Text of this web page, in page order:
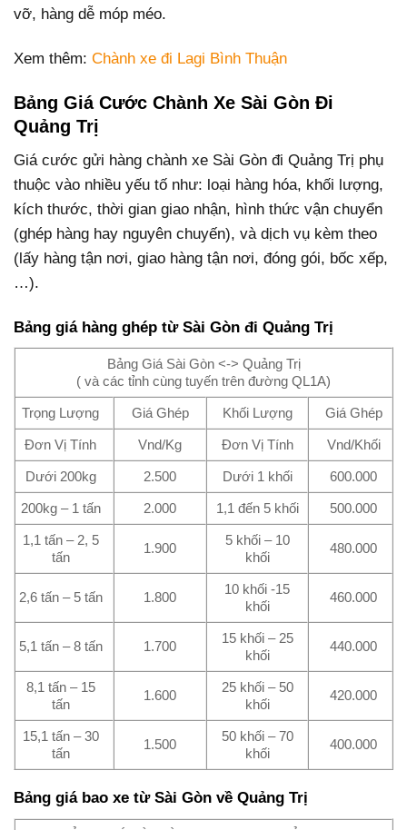
vỡ, hàng dễ móp méo.
Xem thêm: Chành xe đi Lagi Bình Thuận
Bảng Giá Cước Chành Xe Sài Gòn Đi
Quảng Trị
Giá cước gửi hàng chành xe Sài Gòn đi Quảng Trị phụ
thuộc vào nhiều yếu tố như: loại hàng hóa, khối lượng,
kích thước, thời gian giao nhận, hình thức vận chuyển
(ghép hàng hay nguyên chuyến), và dịch vụ kèm theo
(lấy hàng tận nơi, giao hàng tận nơi, đóng gói, bốc xếp,
…).
Bảng giá hàng ghép từ Sài Gòn đi Quảng Trị
Bảng Giá Sài Gòn <-> Quảng Trị
( và các tỉnh cùng tuyến trên đường QL1A)
Trọng Lượng Giá Ghép Khối Lượng Giá Ghép
Đơn Vị Tính Vnd/Kg Đơn Vị Tính Vnd/Khối
Dưới 200kg 2.500 Dưới 1 khối 600.000
200kg – 1 tấn 2.000 1,1 đến 5 khối 500.000
1,1 tấn – 2, 5
tấn
1.900
5 khối – 10
khối
480.000
2,6 tấn – 5 tấn 1.800
10 khối -15
khối
460.000
5,1 tấn – 8 tấn 1.700
15 khối – 25
khối
440.000
8,1 tấn – 15
tấn
1.600
25 khối – 50
khối
420.000
15,1 tấn – 30
tấn
1.500
50 khối – 70
khối
400.000
Bảng giá bao xe từ Sài Gòn về Quảng Trị